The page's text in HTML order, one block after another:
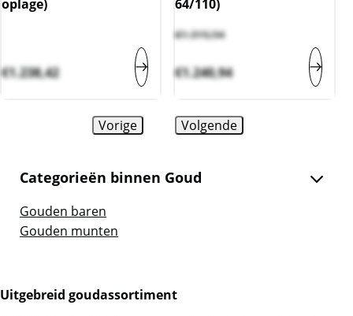
oplage)
€1.238,42
64/110)
€1.315,94
€1.240,94
Vorige Volgende
Categorieën binnen Goud
Gouden baren
Gouden munten
Uitgebreid goudassortiment